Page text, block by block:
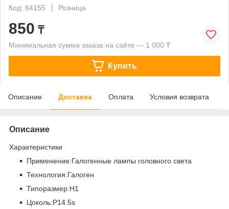
Код: 64155
Розница
850 ₸
Минимальная сумма заказа на сайте — 1 000 ₸
Купить
Описание Доставка Оплата Условия возврата
Описание
Характеристики
Применение:Галогенные лампы головного света
Технология:Галоген
Типоразмер:H1
Цоколь:P14.5s